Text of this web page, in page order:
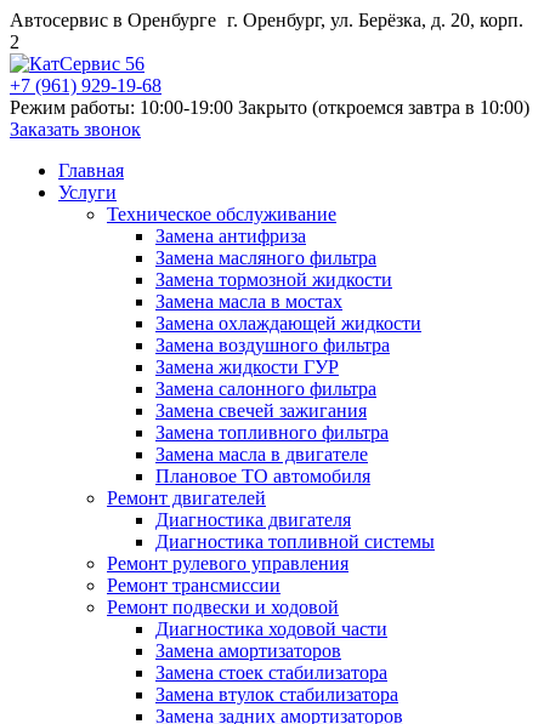
Автосервис в Оренбурге г. Оренбург, ул. Берёзка, д. 20, корп.
2
+7 (961) 929-19-68
Режим работы: 10:00-19:00 Закрыто (откроемся завтра в 10:00)
Заказать звонок
Главная
Услуги
Техническое обслуживание
Замена антифриза
Замена масляного фильтра
Замена тормозной жидкости
Замена масла в мостах
Замена охлаждающей жидкости
Замена воздушного фильтра
Замена жидкости ГУР
Замена салонного фильтра
Замена свечей зажигания
Замена топливного фильтра
Замена масла в двигателе
Плановое ТО автомобиля
Ремонт двигателей
Диагностика двигателя
Диагностика топливной системы
Ремонт рулевого управления
Ремонт трансмиссии
Ремонт подвески и ходовой
Диагностика ходовой части
Замена амортизаторов
Замена стоек стабилизатора
Замена втулок стабилизатора
Замена задних амортизаторов